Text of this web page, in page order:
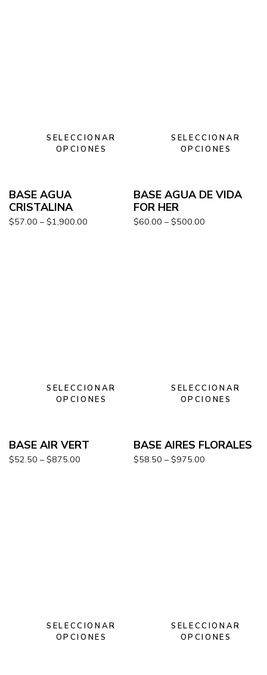
SELECCIONAR
OPCIONES
BASE AGUA
CRISTALINA
$57.00 – $1,900.00
SELECCIONAR
OPCIONES
BASE AGUA DE VIDA
FOR HER
$60.00 – $500.00
SELECCIONAR
OPCIONES
BASE AIR VERT
$52.50 – $875.00
SELECCIONAR
OPCIONES
BASE AIRES FLORALES
$58.50 – $975.00
SELECCIONAR
OPCIONES
SELECCIONAR
OPCIONES